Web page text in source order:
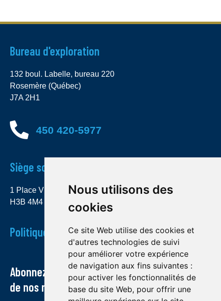
Nous utilisons des
cookies
Ce site Web utilise des cookies et
d'autres technologies de suivi
pour améliorer votre expérience
de navigation aux fins suivantes :
pour activer les fonctionnalités de
base du site Web, pour offrir une
Bureau d'exploration
132 boul. Labelle, bureau 220
Rosemère (Québec)
J7A 2H1
450 420-5977
Siège social
1 Place Ville Marie, bureau 4000 Montréal (Québec)
H3B 4M4
Politique de confidentialité
Abonnez-vous à notre infolettre et recevez
de nos nouvelles par courriel